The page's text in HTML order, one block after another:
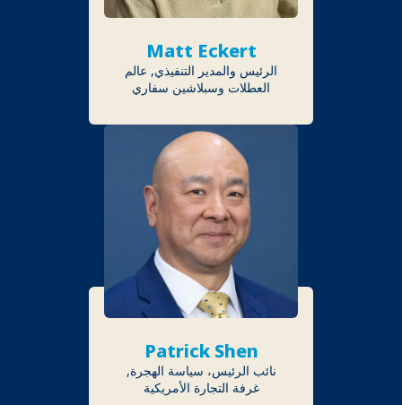
Matt Eckert
الرئيس والمدير التنفيذي, عالم
العطلات وسبلاشين سفاري
Patrick Shen
نائب الرئيس، سياسة الهجرة,
غرفة التجارة الأمريكية